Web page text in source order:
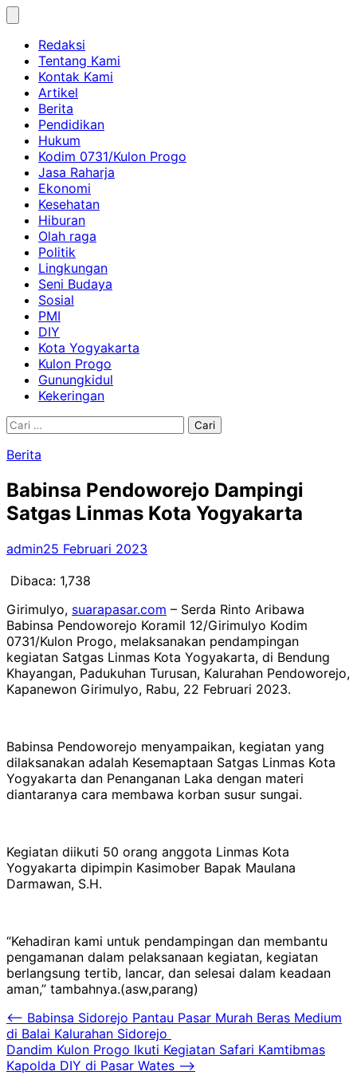
Skip
contentRedaksi
Tentang Kami
Kontak Kami
Artikel
Berita
Pendidikan
Hukum
Kodim 0731/Kulon Progo
Jasa Raharja
Ekonomi
Kesehatan
Hiburan
Olah raga
Politik
Lingkungan
Seni Budaya
Sosial
PMI
DIY
Kota Yogyakarta
Kulon Progo
Gunungkidul
Kekeringan
Cari
Berita
Babinsa Pendoworejo Dampingi
Satgas Linmas Kota Yogyakarta
admin25 Februari 2023
Dibaca: 1,738
Girimulyo, suarapasar.com – Serda Rinto Aribawa
Babinsa Pendoworejo Koramil 12/Girimulyo Kodim
0731/Kulon Progo, melaksanakan pendampingan
kegiatan Satgas Linmas Kota Yogyakarta, di Bendung
Khayangan, Padukuhan Turusan, Kalurahan Pendoworejo,
Kapanewon Girimulyo, Rabu, 22 Februari 2023.
Babinsa Pendoworejo menyampaikan, kegiatan yang
dilaksanakan adalah Kesemaptaan Satgas Linmas Kota
Yogyakarta dan Penanganan Laka dengan materi
diantaranya cara membawa korban susur sungai.
Kegiatan diikuti 50 orang anggota Linmas Kota
Yogyakarta dipimpin Kasimober Bapak Maulana
Darmawan, S.H.
“Kehadiran kami untuk pendampingan dan membantu
pengamanan dalam pelaksanaan kegiatan, kegiatan
berlangsung tertib, lancar, dan selesai dalam keadaan
aman,” tambahnya.(asw,parang)
Navigasi
pos
⟵ Babinsa Sidorejo Pantau Pasar Murah Beras Medium
di Balai Kalurahan Sidorejo
Dandim Kulon Progo Ikuti Kegiatan Safari Kamtibmas
Kapolda DIY di Pasar Wates ⟶